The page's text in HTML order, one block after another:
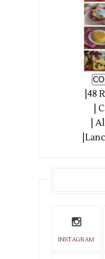
|48
|
|
INSTAGRAM